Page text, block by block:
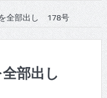
全部出し 178号
全部出し